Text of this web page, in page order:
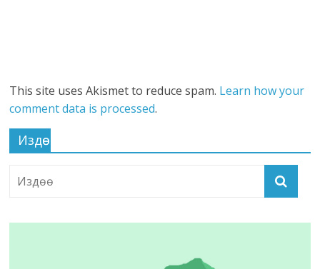
This site uses Akismet to reduce spam. Learn how your
comment data is processed.
Издөө